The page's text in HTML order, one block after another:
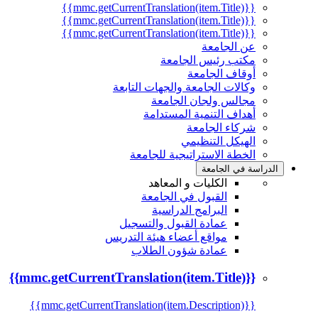
{{mmc.getCurrentTranslation(item.Title)}}
{{mmc.getCurrentTranslation(item.Title)}}
{{mmc.getCurrentTranslation(item.Title)}}
عن الجامعة
مكتب رئيس الجامعة
أوقاف الجامعة
وكالات الجامعة والجهات التابعة
مجالس ولجان الجامعة
أهداف التنمية المستدامة
شركاء الجامعة
الهيكل التنظيمي
الخطة الاستراتيجية للجامعة
الدراسة في الجامعة
الكليات و المعاهد
القبول في الجامعة
البرامج الدراسية
عمادة القبول والتسجيل
مواقع أعضاء هيئة التدريس
عمادة شؤون الطلاب
{{mmc.getCurrentTranslation(item.Title)}}
{{mmc.getCurrentTranslation(item.Description)}}